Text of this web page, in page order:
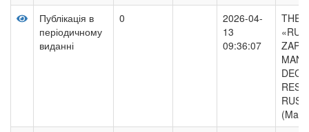
Публікація в
періодичному
виданні
0
2026-04-
13
09:36:07
THE